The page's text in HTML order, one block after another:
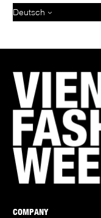
Deutsch
COMPANY